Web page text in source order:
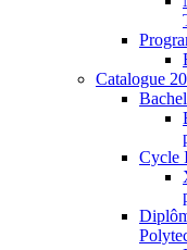
Catalogue
Cycle